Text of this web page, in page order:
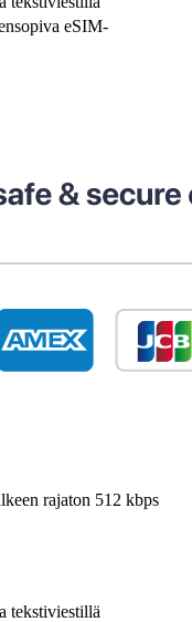
eSIM-
rajaton 512 kbps
tekstiviestillä